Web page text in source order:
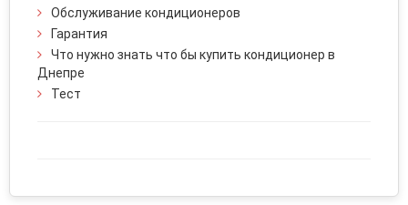
Обслуживание кондиционеров
Гарантия
Что нужно знать что бы купить кондиционер в
Днепре
Тест